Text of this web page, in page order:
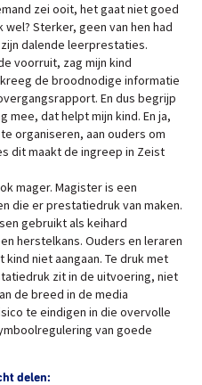
zei ooit, het gaat niet goed
Sterker, geen van hen had
dalende leerprestaties.
voorruit, zag mijn kind
de broodnodige informatie
En dus begrijp
mee, dat helpt mijn kind. En ja,
organiseren, aan ouders om
dit maakt de ingreep in Zeist
mager. Magister is een
die er prestatiedruk van maken.
gebruikt als keihard
herstelkans. Ouders en leraren
niet aangaan. Te druk met
zit in de uitvoering, niet
de breed in de media
te eindigen in die overvolle
van goede
delen: